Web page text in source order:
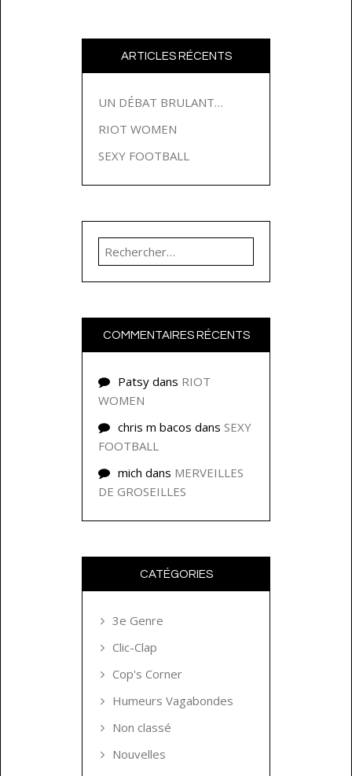
ARTICLES RÉCENTS
UN DÉBAT BRULANT…
RIOT WOMEN
SEXY FOOTBALL
Rechercher :
COMMENTAIRES RÉCENTS
Patsy dans RIOT
WOMEN
chris m bacos dans SEXY
FOOTBALL
mich dans MERVEILLES
DE GROSEILLES
CATÉGORIES
3e Genre
Clic-Clap
Cop's Corner
Humeurs Vagabondes
Non classé
Nouvelles